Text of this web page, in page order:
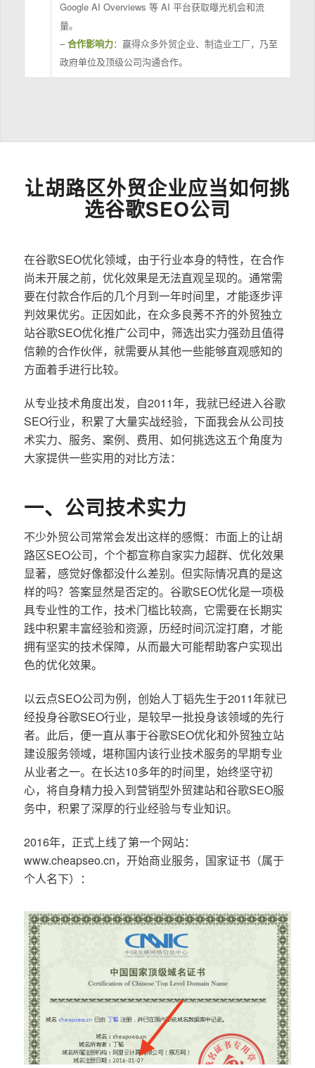
Google AI Overviews 等 AI 平台获取曝光机会和流
量。
–合作影响力：赢得众多外贸企业、制造业工厂，乃至
政府单位及顶级公司沟通合作。
让胡路区外贸企业应当如何挑
选谷歌SEO公司
在谷歌SEO优化领域，由于行业本身的特性，在合作
尚未开展之前，优化效果是无法直观呈现的。通常需
要在付款合作后的几个月到一年时间里，才能逐步评
判效果优劣。正因如此，在众多良莠不齐的外贸独立
站谷歌SEO优化推广公司中，筛选出实力强劲且值得
信赖的合作伙伴，就需要从其他一些能够直观感知的
方面着手进行比较。
从专业技术角度出发，自2011年，我就已经进入谷歌
SEO行业，积累了大量实战经验，下面我会从公司技
术实力、服务、案例、费用、如何挑选这五个角度为
大家提供一些实用的对比方法：
一、公司技术实力
不少外贸公司常常会发出这样的感慨：市面上的让胡
路区SEO公司，个个都宣称自家实力超群、优化效果
显著，感觉好像都没什么差别。但实际情况真的是这
样的吗？答案显然是否定的。谷歌SEO优化是一项极
具专业性的工作，技术门槛比较高，它需要在长期实
践中积累丰富经验和资源，历经时间沉淀打磨，才能
拥有坚实的技术保障，从而最大可能帮助客户实现出
色的优化效果。
以云点SEO公司为例，创始人丁韬先生于2011年就已
经投身谷歌SEO行业，是较早一批投身该领域的先行
者。此后，便一直从事于谷歌SEO优化和外贸独立站
建设服务领域，堪称国内该行业技术服务的早期专业
从业者之一。在长达10多年的时间里，始终坚守初
心，将自身精力投入到营销型外贸建站和谷歌SEO服
务中，积累了深厚的行业经验与专业知识。
2016年，正式上线了第一个网站：
www.cheapseo.cn，开始商业服务，国家证书（属于
个人名下）：